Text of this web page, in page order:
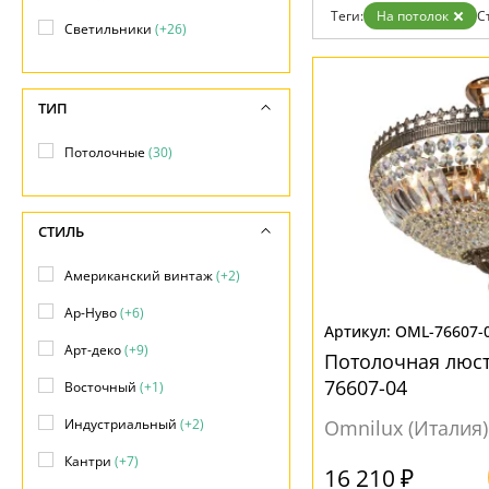
Дизайнерам
Бренды
Теги: На потолок
OML-76607-
Потолочная
76607-04
Omnilux (Италия)
16 210 ₽
Светильники (+26)
ТИП
Потолочные(30)
СТИЛЬ
Американский винтаж(+2)
Ар-Нуво(+6)
Арт-деко(+9)
Восточный (+1)
Индустриальный (+2)
Кантри (+7)